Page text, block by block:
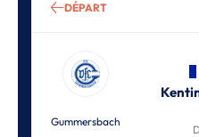
DÉPART
Gummersbach